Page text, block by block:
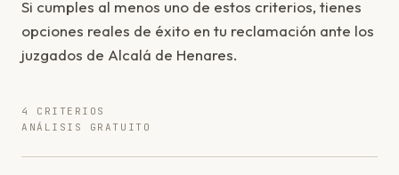
Si cumples al menos uno de estos criterios, tienes
opciones reales de éxito en tu reclamación ante los
juzgados de Alcalá de Henares.
4 CRITERIOS
ANÁLISIS GRATUITO